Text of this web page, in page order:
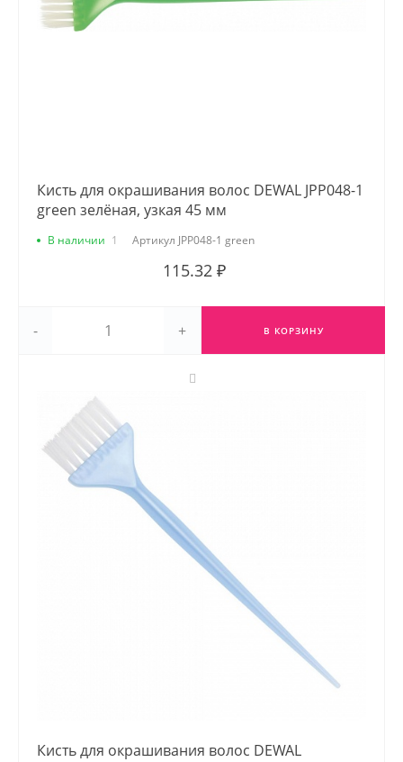
Кисть для окрашивания волос DEWAL JPP048-1
green зелёная, узкая 45 мм
В наличии 1 Артикул JPP048-1 green
115.32 ₽
- + В КОРЗИНУ
Кисть для окрашивания волос DEWAL